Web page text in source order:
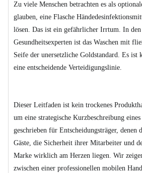
Zu viele Menschen betrachten es als
glauben, eine Flasche
lösen. Das ist ein gefährlicher Irrtum. In
Gesundheitsexperten ist das Waschen mit
Seife der unersetzliche Goldstandard. Es ist
eine entscheidende Verteidigungslinie.
Dieser Leitfaden ist kein trockenes
um eine strategische Kurzbeschreibung
geschrieben für Entscheidungsträger, denen
Gäste, die Sicherheit ihrer Mitarbeiter und
Marke wirklich am Herzen liegen. Wir
zwischen einer professionellen mobilen